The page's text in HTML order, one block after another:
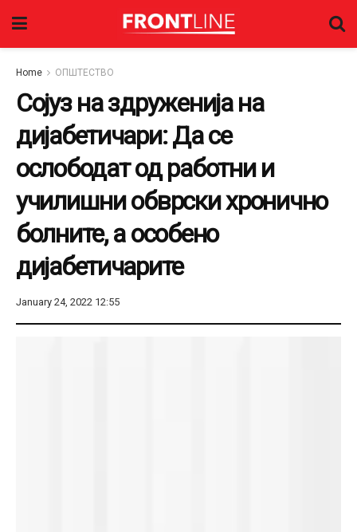
Home ОПШТЕСТВО
Сојуз на здруженија на
дијабетичари: Да се
ослободат од работни и
училишни обврски хронично
болните, а особено
дијабетичарите
January 24, 2022 12:55